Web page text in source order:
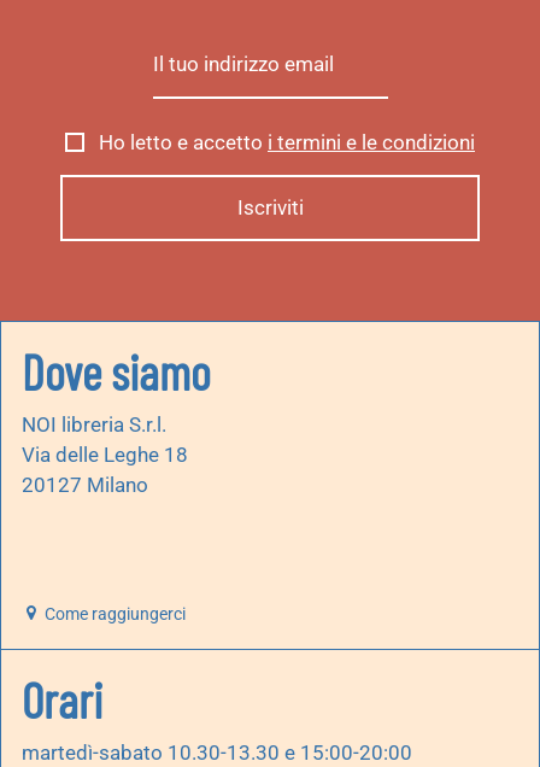
Ho letto e accetto i termini e le condizioni
Dove siamo
NOI libreria S.r.l.
Via delle Leghe 18
20127 Milano
Come raggiungerci
Orari
martedì-sabato 10.30-13.30 e 15:00-20:00